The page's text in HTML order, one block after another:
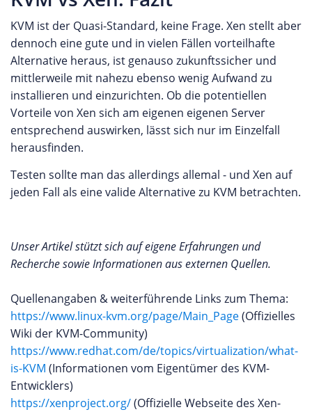
KVM ist der Quasi-Standard, keine Frage. Xen stellt aber
dennoch eine gute und in vielen Fällen vorteilhafte
Alternative heraus, ist genauso zukunftssicher und
mittlerweile mit nahezu ebenso wenig Aufwand zu
installieren und einzurichten. Ob die potentiellen
Vorteile von Xen sich am eigenen eigenen Server
entsprechend auswirken, lässt sich nur im Einzelfall
herausfinden.
Testen sollte man das allerdings allemal - und Xen auf
jeden Fall als eine valide Alternative zu KVM betrachten.
Unser Artikel stützt sich auf eigene Erfahrungen und
Recherche sowie Informationen aus externen Quellen.
Quellenangaben & weiterführende Links zum Thema:
https://www.linux-kvm.org/page/Main_Page(Offizielles
Wiki der KVM-Community)
https://www.redhat.com/de/topics/virtualization/what-
is-KVM (Informationen vom Eigentümer des KVM-
Entwicklers)
https://xenproject.org/(Offizielle Webseite des Xen-